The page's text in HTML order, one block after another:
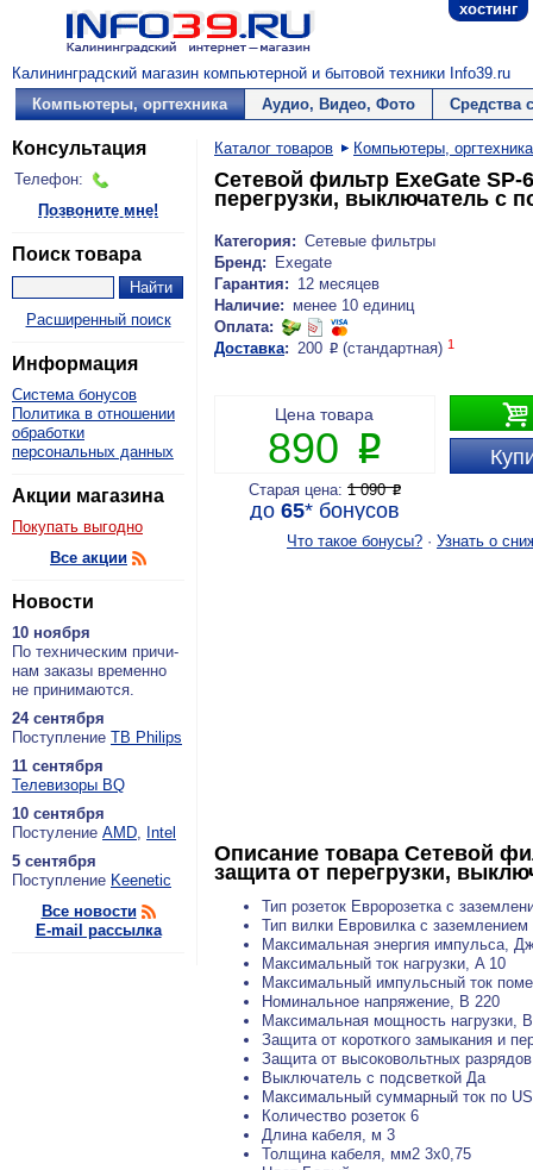
хостинг
Калининградский магазин компьютерной и бытовой техники Info39.ru
Компьютеры, оргтехника
Аудио, Видео, Фото Средства
Консультация
Телефон:
Позвоните мне!
Поиск товара
Расширенный поиск
Информация
Система бонусов
Политика в отношении
обработки
персональных данных
Акции магазина
Покупать выгодно
Все акции
Новости
10 ноября
По тех­ни­че­ским при­чи­
нам за­ка­зы вре­мен­но
не при­ни­ма­ют­ся.
24 сентября
По­ступ­ле­ние ТВ Philips
11 сентября
Теле­ви­зо­ры BQ
10 сентября
По­сту­ле­ние AMD, Intel
5 сентября
По­ступ­ле­ние Keenetic
Все новости
E-mail рассылка
Каталог товаров Компьютеры, оргтехника
Сетевой фильтр ExeGate SP-
перегрузки, выключатель с
Категория: Сетевые фильтры
Бренд:
Exegate
Гарантия: 12 месяцев
Наличие: менее 10 единиц
Оплата:
Доставка: 200 P(стандартная) 1

Цена товара
890 P
Старая цена: 1 090P
до 65*бонусов
Что такое бонусы? · Узнать о
Описание товара Сетевой
защита от перегрузки,
Тип розеток Евророзетка с
Тип вилки Евровилка с заземлением
Максимальная энергия импульса,
Максимальный ток нагрузки, A 10
Максимальный импульсный ток
Номинальное напряжение, В 220
Максимальная мощность нагрузки,
Защита от короткого замыкания и
Защита от высоковольтных
Выключатель с подсветкой Да
Максимальный суммарный ток по
Количество розеток 6
Длина кабеля, м 3
Толщина кабеля, мм2 3x0,75